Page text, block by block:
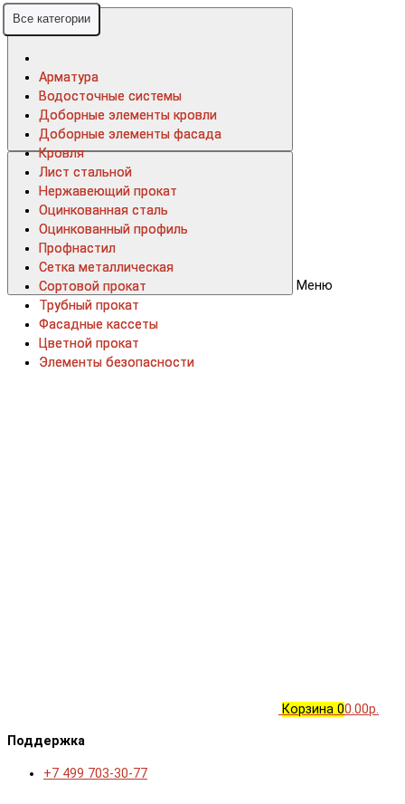
Меню
Корзина 00.00р.
Поддержка
+7 499 703-30-77
Все категории
Арматура
Водосточные системы
Доборные элементы кровли
Доборные элементы фасада
Кровля
Лист стальной
Нержавеющий прокат
Оцинкованная сталь
Оцинкованный профиль
Профнастил
Сетка металлическая
Сортовой прокат
Трубный прокат
Фасадные кассеты
Цветной прокат
Элементы безопасности
Все категории
Арматура
Водосточные системы
Доборные элементы кровли
Доборные элементы фасада
Кровля
Лист стальной
Нержавеющий прокат
Оцинкованная сталь
Оцинкованный профиль
Профнастил
Сетка металлическая
Сортовой прокат
Трубный прокат
Фасадные кассеты
Цветной прокат
Элементы безопасности